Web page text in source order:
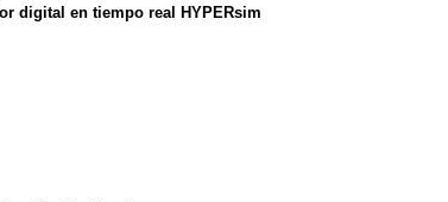
digital en tiempo real HYPERsim